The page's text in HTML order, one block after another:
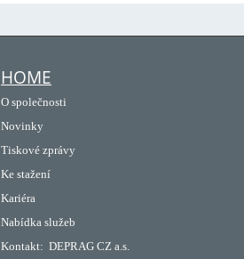
HOME
O společnosti
Novinky
Tiskové zprávy
Ke stažení
Kariéra
Nabídka služeb
Kontakt: DEPRAG CZ a.s.